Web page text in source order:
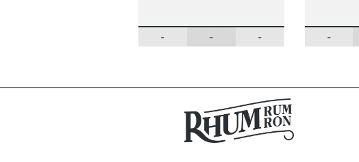
- - - -